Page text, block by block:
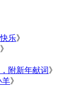
乐》
》
附新年献词》
羊》